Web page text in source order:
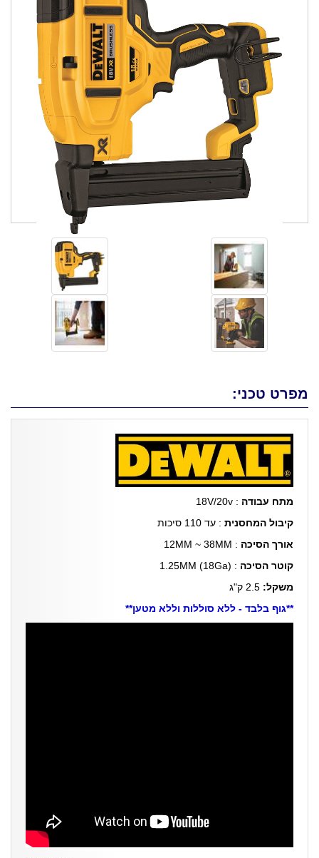
מפרט טכני:
מתח עבודה : 18V/20v
קיבול המחסנית : עד 110 סיכות
אורך הסיכה : 12MM ~ 38MM
קוטר הסיכה : (1.25MM (18Ga
משקל:
**גוף בלבד - ללא סוללות וללא מטען**